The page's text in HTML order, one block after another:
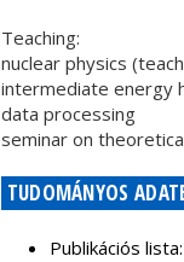
Teaching:
nuclear physics
intermediate energy
data processing
seminar on
TUDOMÁNYOS
Publikációs lista: